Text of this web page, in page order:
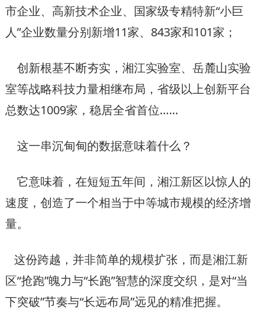
市企业、高新技术企业、国家级专精特新“小巨
人”企业数量分别新增11家、843家和101家；
创新根基不断夯实，湘江实验室、岳麓山实验
室等战略科技力量相继布局，省级以上创新平台
总数达1009家，稳居全省首位……
这一串沉甸甸的数据意味着什么？
它意味着，在短短五年间，湘江新区以惊人的
速度，创造了一个相当于中等城市规模的经济增
量。
这份跨越，并非简单的规模扩张，而是湘江新
区“抢跑”魄力与“长跑”智慧的深度交织，是对“当
下突破”节奏与“长远布局”远见的精准把握。